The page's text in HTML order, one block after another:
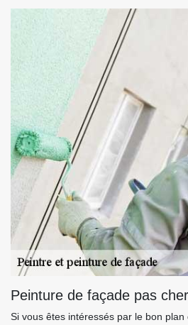
Peinture de façade pas
Si vous êtes intéressés par le bon